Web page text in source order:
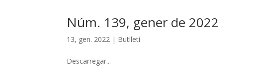
Núm. 139, gener de 2022
13, gen. 2022 | Butlletí
Descarregar...